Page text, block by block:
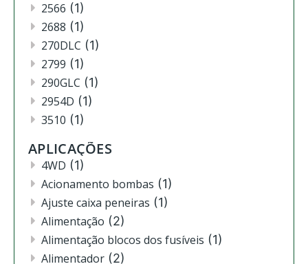
2566 (1)
2688 (1)
270DLC (1)
2799 (1)
290GLC (1)
2954D (1)
3510 (1)
3522(11)
(2)
4720
APLICAÇÕES
4WD (1)
Acionamento bombas (1)
Ajuste caixa peneiras (1)
Alimentação (2)
Alimentação blocos dos fusíveis (1)
Alimentador (2)